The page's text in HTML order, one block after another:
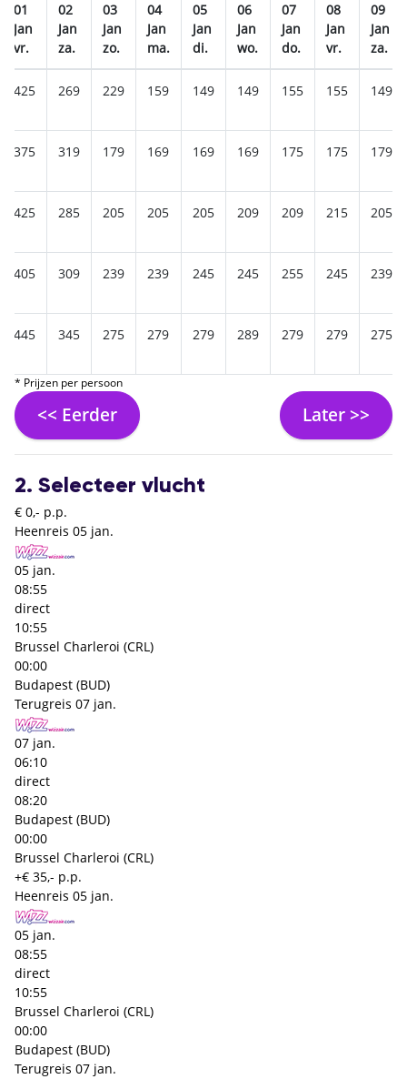
01
Jan
vr.
02
Jan
za.
03
Jan
zo.
04
Jan
ma.
05
Jan
di.
06
Jan
wo.
07
Jan
do.
08
Jan
vr.
09
Jan
za.
425 269 229 159 149 149 155 155 149
375 319 179 169 169 169 175 175 179
425 285 205 205 205 209 209 215 205
405 309 239 239 245 245 255 245 239
445 345 275 279 279 289 279 279 275
* Prijzen per persoon
<< Eerder Later >>
2. Selecteer vlucht
€ 0,- p.p.
Heenreis 05 jan.
05 jan.
08:55
direct
10:55
Brussel Charleroi (CRL)
00:00
Budapest (BUD)
Terugreis 07 jan.
07 jan.
06:10
direct
08:20
Budapest (BUD)
00:00
Brussel Charleroi (CRL)
+€ 35,- p.p.
Heenreis 05 jan.
05 jan.
08:55
direct
10:55
Brussel Charleroi (CRL)
00:00
Budapest (BUD)
Terugreis 07 jan.